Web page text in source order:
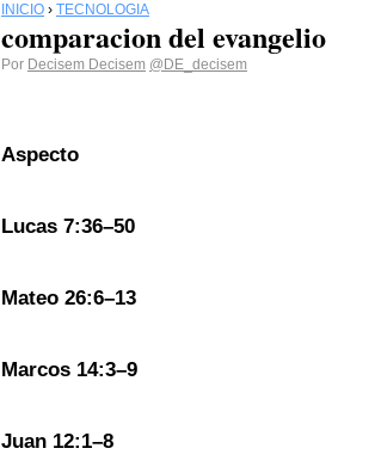
INICIO › TECNOLOGÍA
comparacion del evangelio
Por Decisem Decisem @DE_decisem
Aspecto
Lucas 7:36–50
Mateo 26:6–13
Marcos 14:3–9
Juan 12:1–8